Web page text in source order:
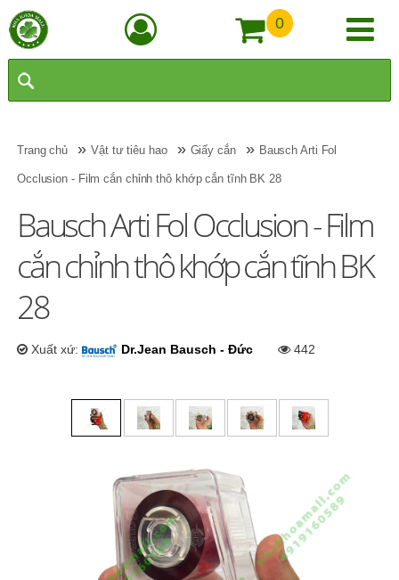
0
Trang chủ »Vật tư tiêu hao » Giấy cắn » Bausch Arti Fol
Occlusion - Film cắn chỉnh thô khớp cắn tĩnh BK 28
Bausch Arti Fol Occlusion - Film
cắn chỉnh thô khớp cắn tĩnh BK
28
Xuất xứ: Dr.Jean Bausch - Đức 442